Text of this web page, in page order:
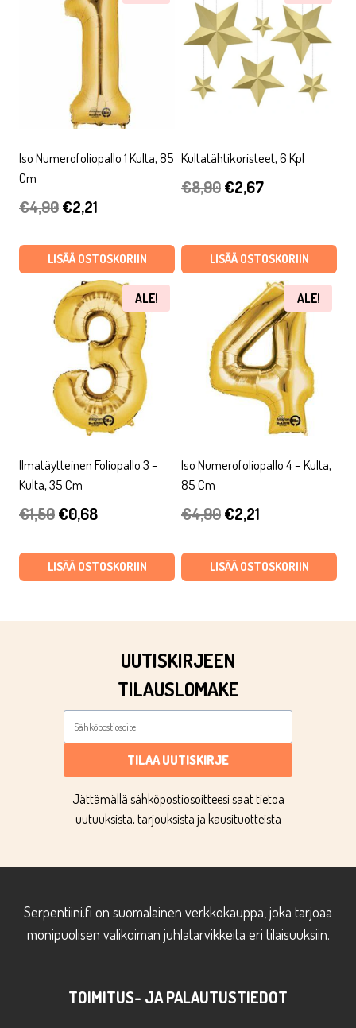
Iso Numerofoliopallo 1 Kulta, 85
Cm
€4,90Alkuperäinen
oli:
€4,90.
€2,21
on:
€2,21.
LISÄÄ OSTOSKORIIN
Kultatähtikoristeet, 6 Kpl
€8,90Alkuperäinen
€8,90.
€2,67Nykyinen
€2,67.
LISÄÄ OSTOSKORIIN
ALE!
Ilmatäytteinen Foliopallo 3 –
Kulta, 35 Cm
€1,50Alkuperäinen
oli:
€0,68Nykyinen
on:
LISÄÄ OSTOSKORIIN
ALE!
Iso Numerofoliopallo 4 – Kulta,
85 Cm
€4,90Alkuperäinen
oli:
€2,21
on:
LISÄÄ OSTOSKORIIN
UUTISKIRJEEN
TILAUSLOMAKE
TILAA UUTISKIRJE
Jättämällä sähköpostiosoitteesi saat tietoa
uutuuksista, tarjouksista ja kausituotteista
Serpentiini.fi on suomalainen verkkokauppa, joka tarjoaa
monipuolisen valikoiman juhlatarvikkeita eri tilaisuuksiin.
TOIMITUS- JA PALAUTUSTIEDOT